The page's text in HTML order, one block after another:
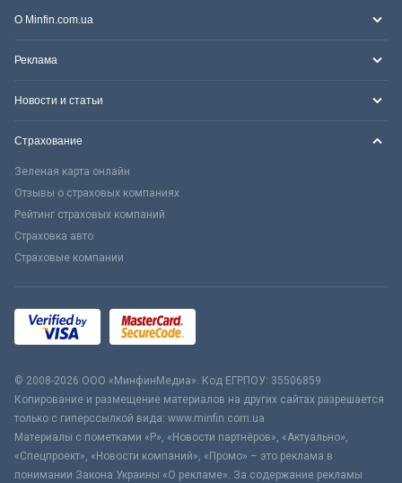
О Minfin.com.ua
Реклама
Новости и статьи
Страхование
Зеленая карта онлайн
Отзывы о страховых компаниях
Рейтинг страховых компаний
Страховка авто
Страховые компании
© 2008-2026 ООО «МинфинМедиа». Код ЕГРПОУ: 35506859
Копирование и размещение материалов на других сайтах разрешается
только с гиперссылкой вида: www.minfin.com.ua
Материалы с пометками «Р», «Новости партнёров», «Актуально»,
«Спецпроект», «Новости компаний», «Промо» – это реклама в
понимании Закона Украины «О рекламе». За содержание рекламы